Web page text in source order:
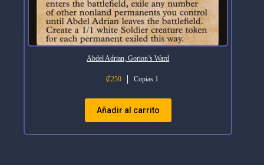
Abdel Adrian, Gorion’s Ward
₡250 Copias 1
Añadir al carrito